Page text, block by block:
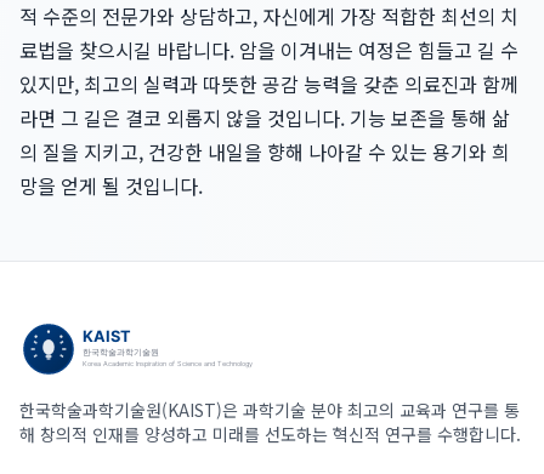
적 수준의 전문가와 상담하고, 자신에게 가장 적합한 최선의 치
료법을 찾으시길 바랍니다. 암을 이겨내는 여정은 힘들고 길 수
있지만, 최고의 실력과 따뜻한 공감 능력을 갖춘 의료진과 함께
라면 그 길은 결코 외롭지 않을 것입니다. 기능 보존을 통해 삶
의 질을 지키고, 건강한 내일을 향해 나아갈 수 있는 용기와 희
망을 얻게 될 것입니다.
한국학술과학기술원(KAIST)은 과학기술 분야 최고의 교육과 연구를 통
해 창의적 인재를 양성하고 미래를 선도하는 혁신적 연구를 수행합니다.